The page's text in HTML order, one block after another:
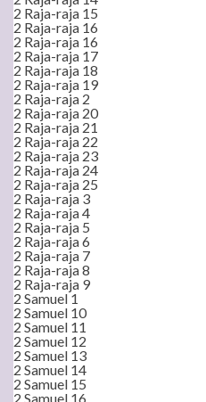
2 Raja-raja 15
2 Raja-raja 16
2 Raja-raja 16
2 Raja-raja 17
2 Raja-raja 18
2 Raja-raja 19
2 Raja-raja 2
2 Raja-raja 20
2 Raja-raja 21
2 Raja-raja 22
2 Raja-raja 23
2 Raja-raja 24
2 Raja-raja 25
2 Raja-raja 3
2 Raja-raja 4
2 Raja-raja 5
2 Raja-raja 6
2 Raja-raja 7
2 Raja-raja 8
2 Raja-raja 9
2 Samuel 1
2 Samuel 10
2 Samuel 11
2 Samuel 12
2 Samuel 13
2 Samuel 14
2 Samuel 15
2 Samuel 16